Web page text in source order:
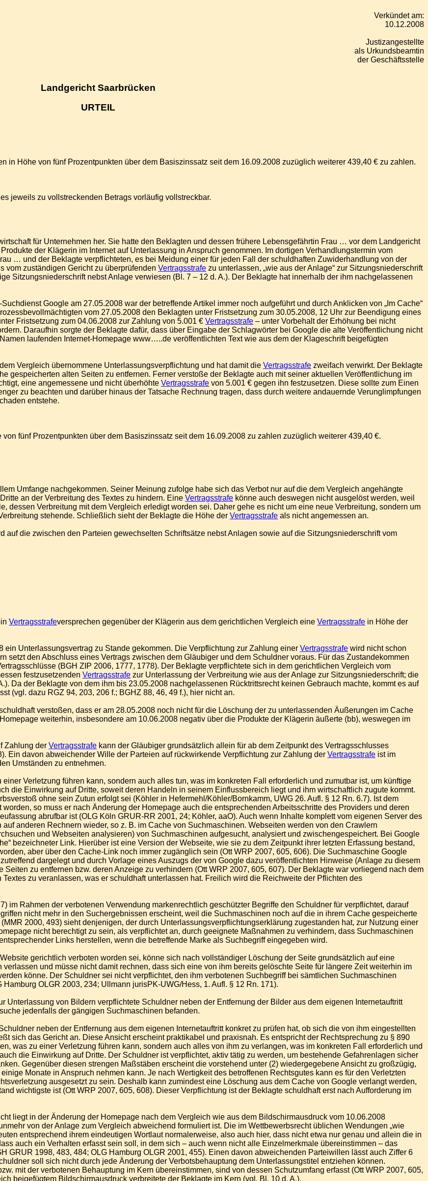
Verkündet am:
10.12.2008
Justizangestellte
als Urkundsbeamtin
der Geschäftsstelle
Landgericht Saarbrücken
URTEIL
in Höhe von fünf Prozentpunkten über dem Basiszinssatz seit dem 16.09.2008 zuzüglich weiterer 439,40 € zu zahlen.
jeweils zu vollstreckenden Betrags vorläufig vollstreckbar.
für Unternehmen her. Sie hatte den Beklagten und dessen frühere Lebensgefährtin Frau … vor dem Landgericht
der Klägerin im Internet auf Unterlassung in Anspruch genommen. Im dortigen Verhandlungstermin vom
… und der Beklagte verpflichteten, es bei Meidung einer für jeden Fall der schuldhaften Zuwiderhandlung von der
vom zuständigen Gericht zu überprüfenden Vertragsstrafe zu unterlassen, „wie aus der Anlage“ zur Sitzungsniederschrift
Sitzungsniederschrift nebst Anlage verwiesen (Bl. 7 – 12 d. A.). Der Beklagte hat innerhalb der ihm nachgelassenen
Google am 27.05.2008 war der betreffende Artikel immer noch aufgeführt und durch Anklicken von „Im Cache“
vom 27.05.2008 den Beklagten unter Fristsetzung zum 30.05.2008, 12 Uhr zur Beendigung eines
Fristsetzung zum 04.06.2008 zur Zahlung von 5.001 € Vertragsstrafe – unter Vorbehalt der Erhöhung bei nicht
Daraufhin sorgte der Beklagte dafür, dass über Eingabe der Schlagwörter bei Google die alte Veröffentlichung nicht
laufenden Internet-Homepage www…..de veröffentlichten Text wie aus dem der Klageschrift beigefügten
Vergleich übernommene Unterlassungsverpflichtung und hat damit die Vertragsstrafe zweifach verwirkt. Der Beklagte
gespeicherten alten Seiten zu entfernen. Ferner verstoße der Beklagte auch mit seiner aktuellen Veröffentlichung im
eine angemessene und nicht überhöhte Vertragsstrafe von 5.001 € gegen ihn festzusetzen. Diese sollte zum Einen
zu beachten und darüber hinaus der Tatsache Rechnung tragen, dass durch weitere andauernde Verunglimpfungen
entstehe.
fünf Prozentpunkten über dem Basiszinssatz seit dem 16.09.2008 zu zahlen zuzüglich weiterer 439,40 €.
Umfange nachgekommen. Seiner Meinung zufolge habe sich das Verbot nur auf die dem Vergleich angehängte
an der Verbreitung des Textes zu hindern. Eine Vertragsstrafe könne auch deswegen nicht ausgelöst werden, weil
dessen Verbreitung mit dem Vergleich erledigt worden sei. Daher gehe es nicht um eine neue Verbreitung, sondern um
stehende. Schließlich sieht der Beklagte die Höhe der Vertragsstrafe als nicht angemessen an.
die zwischen den Parteien gewechselten Schriftsätze nebst Anlagen sowie auf die Sitzungsniederschrift vom
Vertragsstrafeversprechen gegenüber der Klägerin aus dem gerichtlichen Vergleich eine Vertragsstrafe in Höhe der
Unterlassungsvertrag zu Stande gekommen. Die Verpflichtung zur Zahlung einer Vertragsstrafe wird nicht schon
setzt den Abschluss eines Vertrags zwischen dem Gläubiger und dem Schuldner voraus. Für das Zustandekommen
(BGH ZIP 2006, 1777, 1778). Der Beklagte verpflichtete sich in dem gerichtlichen Vergleich vom
festzusetzenden Vertragsstrafe zur Unterlassung der Verbreitung wie aus der Anlage zur Sitzungsniederschrift; die
Da der Beklagte von dem ihm bis 23.05.2008 nachgelassenen Rücktrittsrecht keinen Gebrauch machte, kommt es auf
(vgl. dazu RGZ 94, 203, 206 f.; BGHZ 88, 46, 49 f.), hier nicht an.
verstoßen, dass er am 28.05.2008 noch nicht für die Löschung der zu unterlassenden Äußerungen im Cache
weiterhin, insbesondere am 10.06.2008 negativ über die Produkte der Klägerin äußerte (bb), weswegen im
Zahlung der Vertragsstrafe kann der Gläubiger grundsätzlich allein für ab dem Zeitpunkt des Vertragsschlusses
Ein davon abweichender Wille der Parteien auf rückwirkende Verpflichtung zur Zahlung der Vertragsstrafe ist im
Umständen zu entnehmen.
Verletzung führen kann, sondern auch alles tun, was im konkreten Fall erforderlich und zumutbar ist, um künftige
die Einwirkung auf Dritte, soweit deren Handeln in seinem Einflussbereich liegt und ihm wirtschaftlich zugute kommt.
ohne sein Zutun erfolgt sei (Köhler in Hefermehl/Köhler/Bornkamm, UWG 26. Aufl. § 12 Rn. 6.7). Ist dem
so muss er nach Änderung der Homepage auch die entsprechenden Arbeitsschritte des Providers und deren
abrufbar ist (OLG Köln GRUR-RR 2001, 24; Köhler, aaO). Auch wenn Inhalte komplett vom eigenen Server des
anderen Rechnern wieder, so z. B. im Cache von Suchmaschinen. Webseiten werden von den Crawlern
und Webseiten analysieren) von Suchmaschinen aufgesucht, analysiert und zwischengespeichert. Bei Google
bezeichneter Link. Hierüber ist eine Version der Webseite, wie sie zu dem Zeitpunkt ihrer letzten Erfassung bestand,
aber über den Cache-Link noch immer zugänglich sein (Ott WRP 2007, 605, 606). Die Suchmaschine Google
dargelegt und durch Vorlage eines Auszugs der von Google dazu veröffentlichten Hinweise (Anlage zu diesem
zu entfernen bzw. deren Anzeige zu verhindern (Ott WRP 2007, 605, 607). Der Beklagte war vorliegend nach dem
zu veranlassen, was er schuldhaft unterlassen hat. Freilich wird die Reichweite der Pflichten des
im Rahmen der verbotenen Verwendung markenrechtlich geschützter Begriffe den Schuldner für verpflichtet, darauf
nicht mehr in den Suchergebnissen erscheint, weil die Suchmaschinen noch auf die in ihrem Cache gespeicherte
2000, 493) sieht denjenigen, der durch Unterlassungsverpflichtungserklärung zugestanden hat, zur Nutzung einer
nicht berechtigt zu sein, als verpflichtet an, durch geeignete Maßnahmen zu verhindern, dass Suchmaschinen
Links herstellen, wenn die betreffende Marke als Suchbegriff eingegeben wird.
gerichtlich verboten worden sei, könne sich nach vollständiger Löschung der Seite grundsätzlich auf eine
und müsse nicht damit rechnen, dass sich eine von ihm bereits gelöschte Seite für längere Zeit weiterhin im
könne. Der Schuldner sei nicht verpflichtet, den ihm verbotenen Suchbegriff bei sämtlichen Suchmaschinen
OLGR 2003, 234; Ullmann jurisPK-UWG/Hess, 1. Aufl. § 12 Rn. 171).
Unterlassung von Bildern verpflichtete Schuldner neben der Entfernung der Bilder aus dem eigenen Internetauftritt
jedenfalls der gängigen Suchmaschinen befanden.
neben der Entfernung aus dem eigenen Internetauftritt konkret zu prüfen hat, ob sich die von ihm eingestellten
sich das Gericht an. Diese Ansicht erscheint praktikabel und praxisnah. Es entspricht der Rechtsprechung zu § 890
was zu einer Verletzung führen kann, sondern auch alles von ihm zu verlangen, was im konkreten Fall erforderlich und
die Einwirkung auf Dritte. Der Schuldner ist verpflichtet, aktiv tätig zu werden, um bestehende Gefahrenlagen sicher
Gegenüber diesen strengen Maßstäben erscheint die vorstehend unter (2) wiedergegebene Ansicht zu großzügig,
Monate in Anspruch nehmen kann. Je nach Wertigkeit des betroffenen Rechtsgutes kann es für den Verletzten
ausgesetzt zu sein. Deshalb kann zumindest eine Löschung aus dem Cache von Google verlangt werden,
wichtigste ist (Ott WRP 2007, 605, 608). Dieser Verpflichtung ist der Beklagte schuldhaft erst nach Aufforderung im
liegt in der Änderung der Homepage nach dem Vergleich wie aus dem Bildschirmausdruck vom 10.06.2008
von der Anlage zum Vergleich abweichend formuliert ist. Die im Wettbewerbsrecht üblichen Wendungen „wie
entsprechend ihrem eindeutigen Wortlaut normalerweise, also auch hier, dass nicht etwa nur genau und allein die in
auch ein Verhalten erfasst sein soll, in dem sich – auch wenn nicht alle Einzelmerkmale übereinstimmen – das
GRUR 1998, 483, 484; OLG Hamburg OLGR 2001, 455). Einen davon abweichenden Parteiwillen lässt auch Ziffer 6
soll sich nicht durch jede Änderung der Verbotsbehauptung dem Unterlassungstitel entziehen können.
mit der verbotenen Behauptung im Kern übereinstimmen, sind von dessen Schutzumfang erfasst (Ott WRP 2007, 605,
beigefügtem Bildschirmausdruck verbreitete der Beklagte im Kern (vgl. Bl. 10 d. A.),